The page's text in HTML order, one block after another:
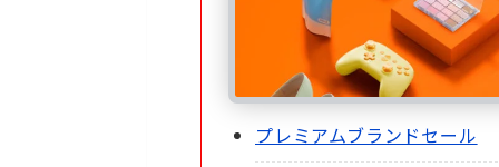
プレミアムブランドセール